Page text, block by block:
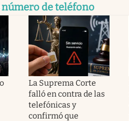
número de teléfono
La Suprema Corte
falló en contra de las
telefónicas y
confirmó que